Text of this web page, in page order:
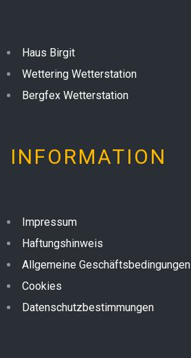
Haus Birgit
Wettering Wetterstation
Bergfex Wetterstation
INFORMATION
Impressum
Haftungshinweis
Allgemeine Geschäftsbedingungen
Cookies
Datenschutzbestimmungen